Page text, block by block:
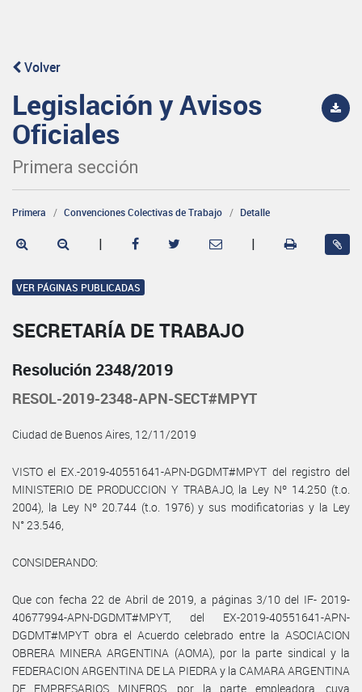
Volver
Legislación y Avisos
Oficiales
Primera sección
Primera Convenciones Colectivas de Trabajo Detalle
| |
VER PÁGINAS PUBLICADAS
SECRETARÍA DE TRABAJO
Resolución 2348/2019
RESOL-2019-2348-APN-SECT#MPYT
Ciudad de Buenos Aires, 12/11/2019
VISTO el EX.-2019-40551641-APN-DGDMT#MPYT del registro del
MINISTERIO DE PRODUCCION Y TRABAJO, la Ley Nº 14.250 (t.o.
2004), la Ley Nº 20.744 (t.o. 1976) y sus modificatorias y la Ley
N° 23.546,
CONSIDERANDO:
Que con fecha 22 de Abril de 2019, a páginas 3/10 del IF- 2019-
40677994-APN-DGDMT#MPYT, del EX-2019-40551641-APN-
DGDMT#MPYT obra el Acuerdo celebrado entre la ASOCIACION
OBRERA MINERA ARGENTINA (AOMA), por la parte sindical y la
FEDERACION ARGENTINA DE LA PIEDRA y la CAMARA ARGENTINA
DE EMPRESARIOS MINEROS, por la parte empleadora, cuya